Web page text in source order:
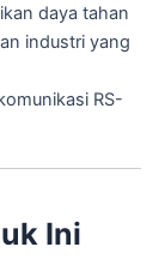
daya tahan
industri yang
RS-
Ini